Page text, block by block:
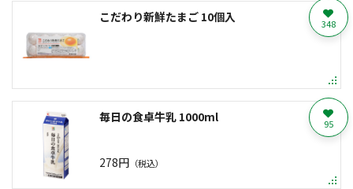
こだわり新鮮たまご 10個入 348
毎日の食卓牛乳 1000ml
278円 （税込）
95